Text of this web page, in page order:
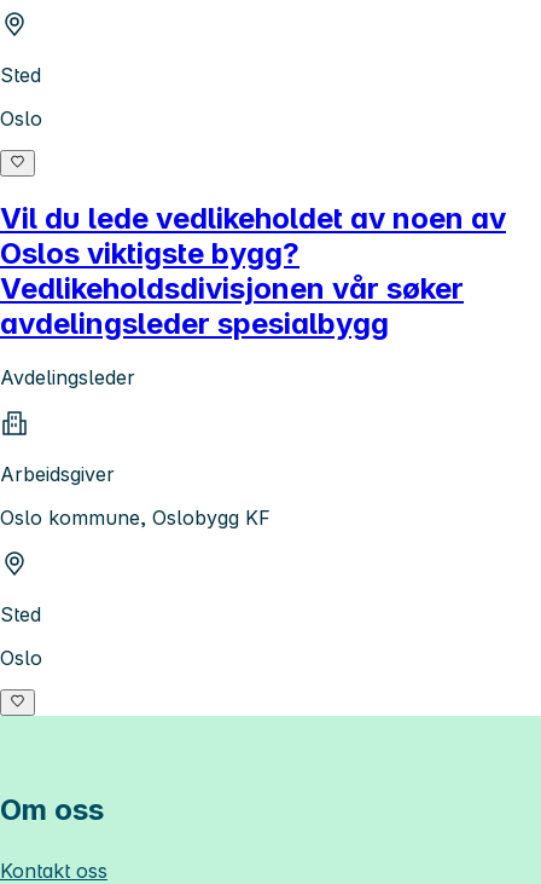
Sted
Oslo
Vil du lede vedlikeholdet av noen av
Oslos viktigste bygg?
Vedlikeholdsdivisjonen vår søker
avdelingsleder spesialbygg
Avdelingsleder
Arbeidsgiver
Oslo kommune, Oslobygg KF
Sted
Oslo
Om oss
Kontakt oss